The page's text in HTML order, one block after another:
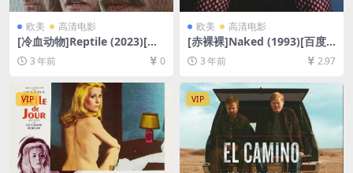
欧美 高清电影
[冷血动物]Reptile (2023)[百
度网盘+夸克网盘1080P超清
未删减资源][网盘在线播放/下
载][MP4/8.6GB][中文字幕]
3 年前 0
欧美 高清电影
[赤裸裸]Naked (1993)[百度
网盘+夸克网盘1080P超清未
删减资源][网盘在线播放/下
载][MP4/8.5GB][中文字幕]
3 年前 2.97
VIP VIP